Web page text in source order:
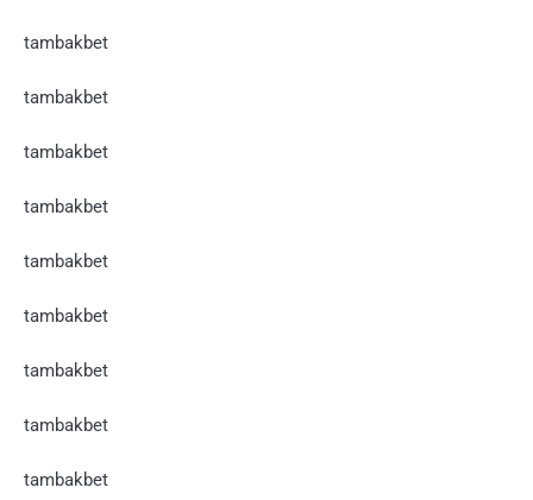
tambakbet
tambakbet
tambakbet
tambakbet
tambakbet
tambakbet
tambakbet
tambakbet
tambakbet